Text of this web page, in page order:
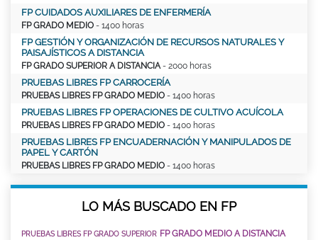
FP CUIDADOS AUXILIARES DE ENFERMERÍA
FP GRADO MEDIO - 1400 horas
FP GESTIÓN Y ORGANIZACIÓN DE RECURSOS NATURALES Y
PAISAJÍSTICOS A DISTANCIA
FP GRADO SUPERIOR A DISTANCIA- 2000 horas
PRUEBAS LIBRES FP CARROCERÍA
PRUEBAS LIBRES FP GRADO MEDIO - 1400 horas
PRUEBAS LIBRES FP OPERACIONES DE CULTIVO ACUÍCOLA
PRUEBAS LIBRES FP GRADO MEDIO - 1400 horas
PRUEBAS LIBRES FP ENCUADERNACIÓN Y MANIPULADOS DE
PAPEL Y CARTÓN
PRUEBAS LIBRES FP GRADO MEDIO - 1400 horas
LO MÁS BUSCADO EN FP
PRUEBAS LIBRES FP GRADO SUPERIOR FP GRADO MEDIO A DISTANCIA